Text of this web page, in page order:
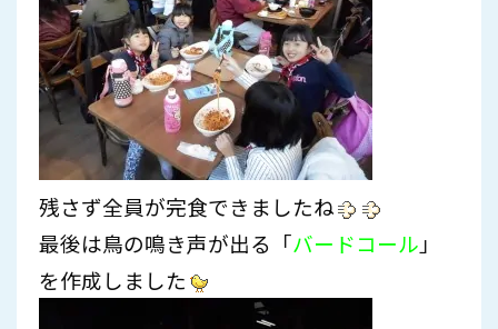
残さず全員が完食できましたね
最後は鳥の鳴き声が出る「バードコール 」
を作成しました